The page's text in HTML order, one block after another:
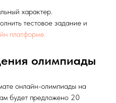
характер.
тестовое задание и
платформе.
олимпиады
онлайн-олимпиады на
будет предложено 20